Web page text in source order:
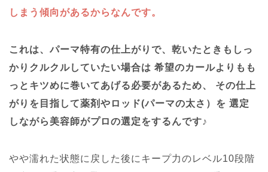
しまう傾向があるからなんです。
これは、パーマ特有の仕上がりで、乾いたときもしっ
かりクルクルしていたい場合は 希望のカールよりもも
っとキツめに巻いてあげる必要があるため、
その仕上
がりを目指して薬剤やロッド(パーマの太さ）を 選定
しながら美容師がプロの選定をするんです♪
やや濡れた状態に戻した後にキープ力のレベル10段階